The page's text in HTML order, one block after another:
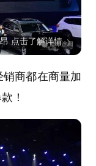
点击了解详情
商都在商量加
！